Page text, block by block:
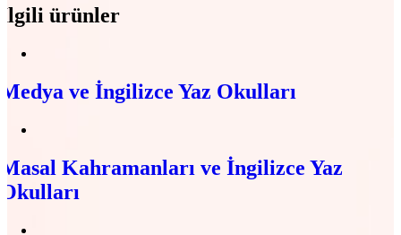
İlgili ürünler
Medya ve İngilizce Yaz Okulları
Masal Kahramanları ve İngilizce Yaz
Okulları